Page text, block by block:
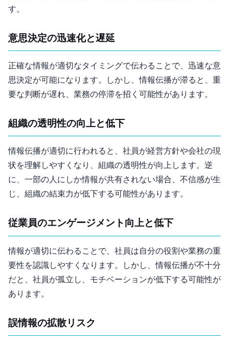
す。
1. 意思決定の迅速化と遅延
正確な情報が適切なタイミングで伝わることで、迅速な意
思決定が可能になります。しかし、情報伝播が滞ると、重
要な判断が遅れ、業務の停滞を招く可能性があります。
2. 組織の透明性の向上と低下
情報伝播が適切に行われると、社員が経営方針や会社の現
状を理解しやすくなり、組織の透明性が向上します。逆
に、一部の人にしか情報が共有されない場合、不信感が生
じ、組織の結束力が低下する可能性があります。
3. 従業員のエンゲージメント向上と低下
情報が適切に伝わることで、社員は自分の役割や業務の重
要性を認識しやすくなります。しかし、情報伝播が不十分
だと、社員が孤立し、モチベーションが低下する可能性が
あります。
4. 誤情報の拡散リスク